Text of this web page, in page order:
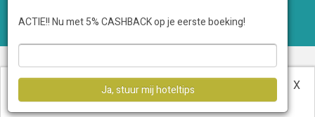
WestCord Hotels
Over ons•Sitemap•Disclaimer•Voordelen•Privacy
•Voorwaarden•Veelgestelde vragen•Klantenservice•Hotel
aanmelden
ACTIE!! Nu met 5% CASHBACK op je eerste boeking!
Ja, stuur mij hoteltips X
Deze website maakt gebruik van cookies.
informatie.